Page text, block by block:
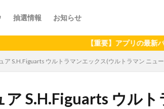
抽選情報 お知らせ
【重要】アプリの最新バージョ
ア S.H.Figuarts ウルトラマンエックス(ウルトラマン ニュ
ア S.H.Figuarts ウル